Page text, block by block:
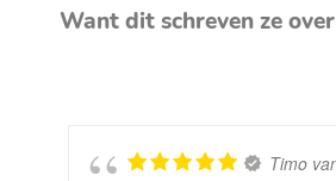
Want dit schreven ze
Timo